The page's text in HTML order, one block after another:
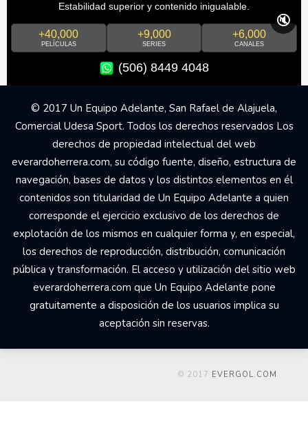
Estabilidad superior y contenido inigualable.
+40,000
PELÍCULAS
+9,000
SERIES
+6,000
CANALES
(506) 8449 4048
🔇
© 2017 Un Equipo Adelante, San Rafael de Alajuela,
Comercial Udesa Sport. Todos los derechos reservados Los
derechos de propiedad intelectual del web
everardoherrera.com, su código fuente, diseño, estructura de
navegación, bases de datos y los distintos elementos en él
contenidos son titularidad de Un Equipo Adelante a quien
corresponde el ejercicio exclusivo de los derechos de
explotación de los mismos en cualquier forma y, en especial,
los derechos de reproducción, distribución, comunicación
pública y transformación. El acceso y utilización del sitio web
everardoherrera.com que Un Equipo Adelante pone
gratuitamente a disposición de los usuarios implica su
aceptación sin reservas.
© 2017 EVERGOL.COM